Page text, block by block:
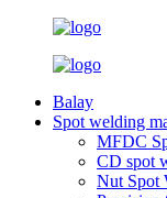
Balay
Spot welding
MFDC
CD spot
Nut Spot